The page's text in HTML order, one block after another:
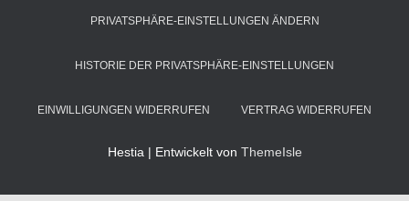
PRIVATSPHÄRE-EINSTELLUNGEN ÄNDERN
HISTORIE DER PRIVATSPHÄRE-EINSTELLUNGEN
EINWILLIGUNGEN WIDERRUFEN VERTRAG WIDERRUFEN
Hestia | Entwickelt von ThemeIsle